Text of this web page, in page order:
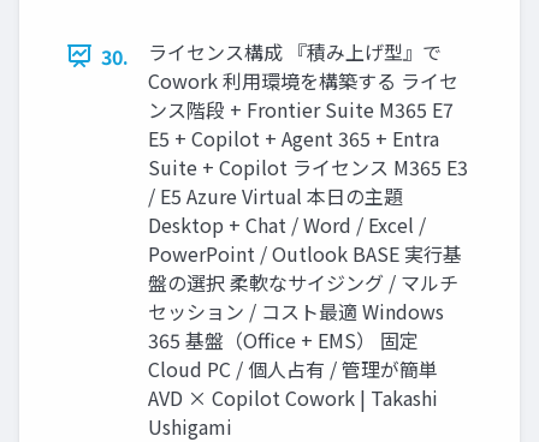
30.
ライセンス構成 『積み上げ型』で
Cowork 利用環境を構築する ライセ
ンス階段 + Frontier Suite M365 E7
E5 + Copilot + Agent 365 + Entra
Suite + Copilot ライセンス M365 E3
/ E5 Azure Virtual 本日の主題
Desktop + Chat / Word / Excel /
PowerPoint / Outlook BASE 実行基
盤の選択 柔軟なサイジング / マルチ
セッション / コスト最適 Windows
365 基盤（Office + EMS） 固定
Cloud PC / 個人占有 / 管理が簡単
AVD × Copilot Cowork | Takashi
Ushigami